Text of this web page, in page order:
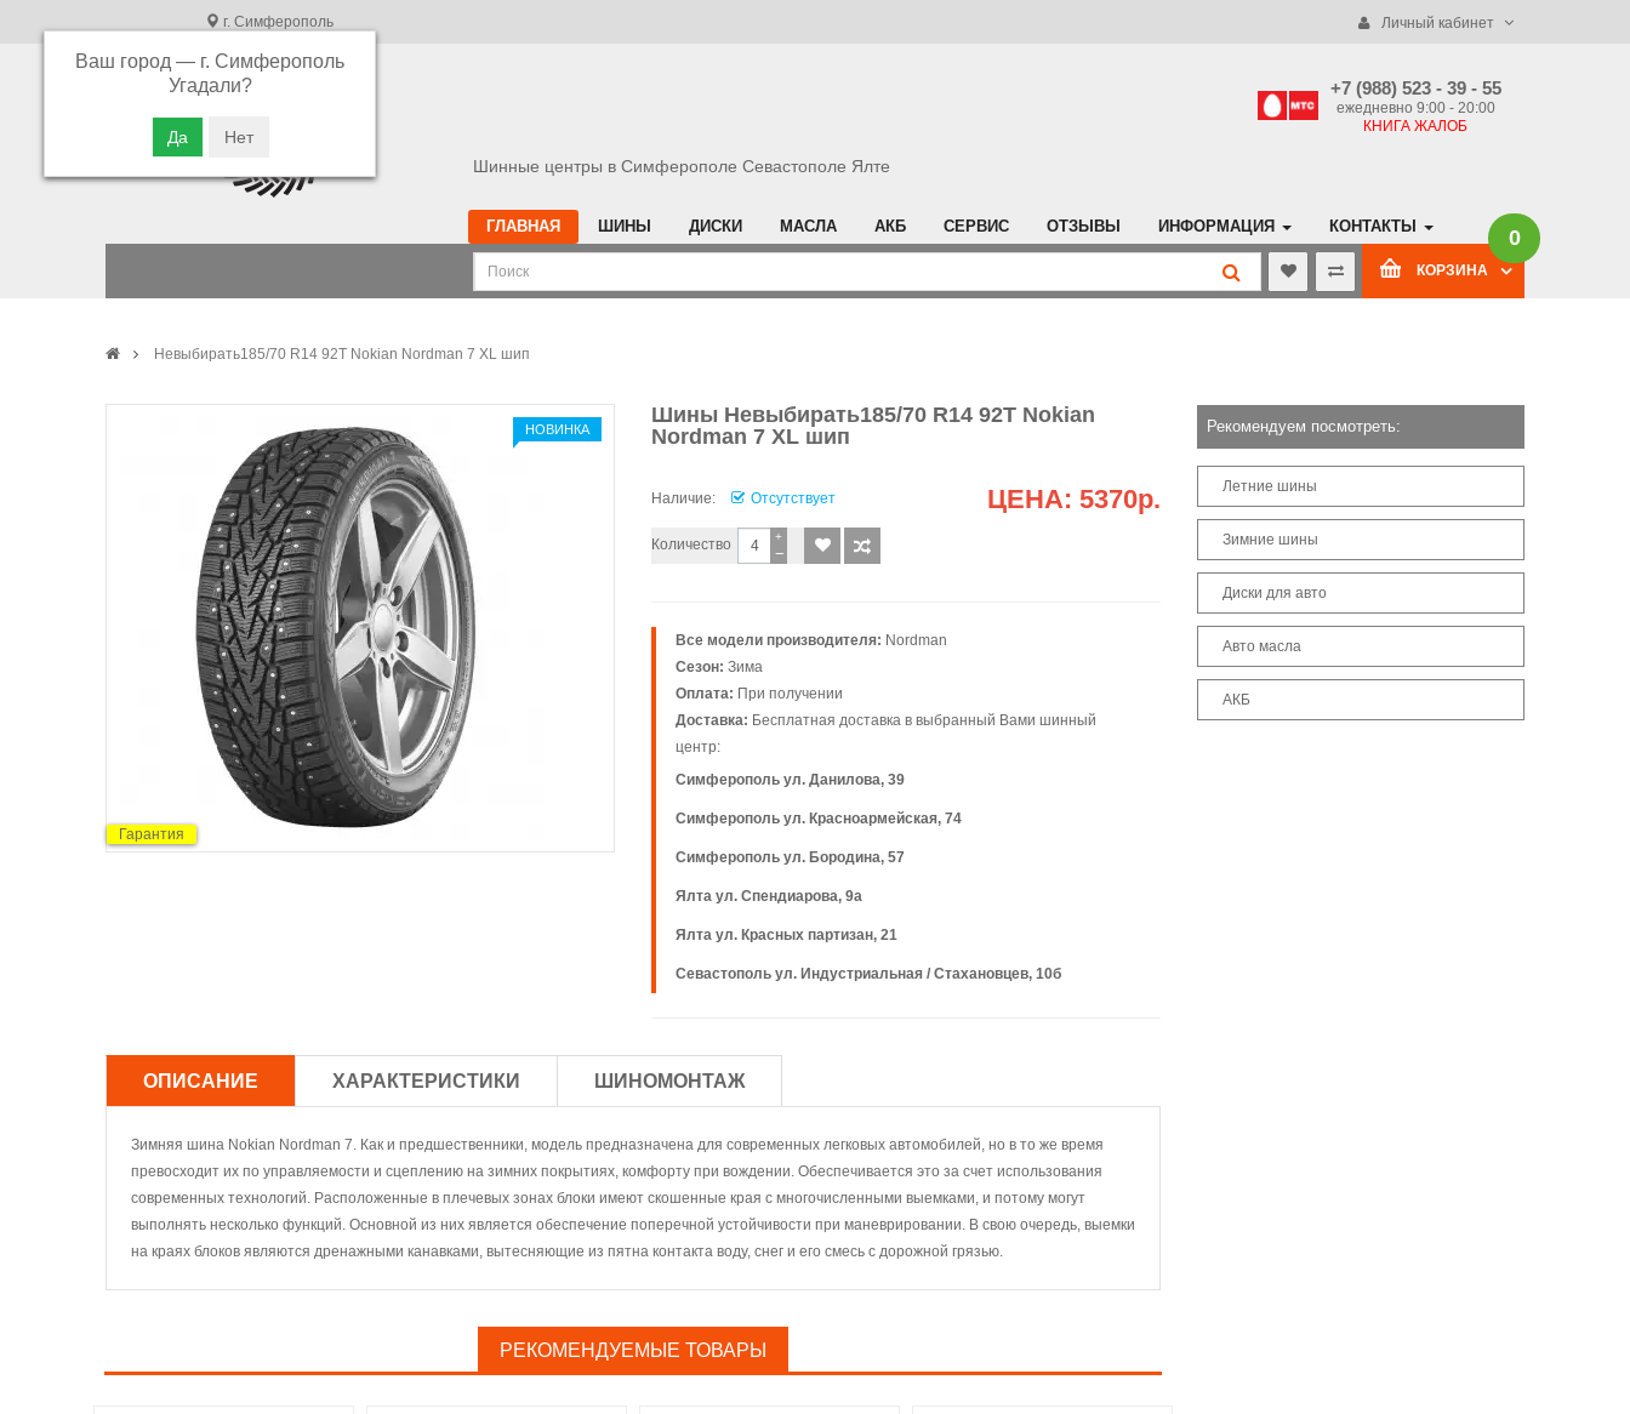
г. Симферополь
Ваш город — г. Симферополь
Угадали?
В связи с высокой загрузкой операторов
Приносим свои извинения
Личный кабинет
Шинные центры в Симферополе Севастополе Ялте
+7 (988) 523 - 39 - 55
ежедневно 9:00 - 20:00
КНИГА ЖАЛОБ
ГЛАВНАЯ ШИНЫ ДИСКИ МАСЛА АКБ СЕРВИС ОТЗЫВЫ ИНФОРМАЦИЯ КОНТАКТЫ
КОРЗИНА
0
Невыбирать185/70 R14 92T Nokian Nordman 7 XL шип
Гарантия
НОВИНКА
Шины Невыбирать185/70 R14 92T Nokian
Nordman 7 XL шип
Наличие: Отсутствует ЦЕНА: 5370р.
Количество −
+
Все модели производителя: Nordman
Сезон: Зима
Оплата: При получении
Доставка: Бесплатная доставка в выбранный Вами шинный
центр:
Симферополь ул. Данилова, 39
Симферополь ул. Красноармейская, 74
Симферополь ул. Бородина, 57
Ялта ул. Спендиарова, 9а
Ялта ул. Красных партизан, 21
Севастополь ул. Индустриальная / Стахановцев, 10б
ОПИСАНИЕ ХАРАКТЕРИСТИКИ ШИНОМОНТАЖ
Зимняя шина Nokian Nordman 7. Как и предшественники, модель предназначена для современных легковых автомобилей, но в то же время
превосходит их по управляемости и сцеплению на зимних покрытиях, комфорту при вождении. Обеспечивается это за счет использования
современных технологий. Расположенные в плечевых зонах блоки имеют скошенные края с многочисленными выемками, и потому могут
выполнять несколько функций. Основной из них является обеспечение поперечной устойчивости при маневрировании. В свою очередь, выемки
на краях блоков являются дренажными канавками, вытесняющие из пятна контакта воду, снег и его смесь с дорожной грязью.
РЕКОМЕНДУЕМЫЕ ТОВАРЫ
Рекомендуем посмотреть:
Летние шины
Зимние шины
Диски для авто
Авто масла
АКБ